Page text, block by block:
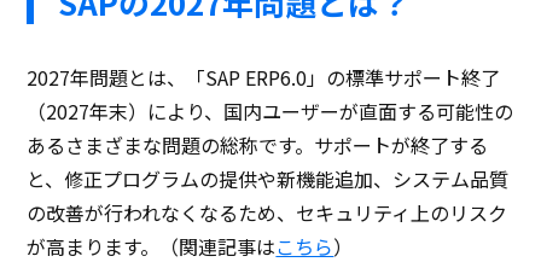
2027年問題とは、「SAP ERP6.0」の標準サポート終了
（2027年末）により、国内ユーザーが直面する可能性の
あるさまざまな問題の総称です。サポートが終了する
と、修正プログラムの提供や新機能追加、システム品質
の改善が行われなくなるため、セキュリティ上のリスク
が高まります。（関連記事はこちら）